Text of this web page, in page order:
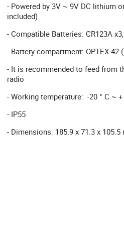
- Powered by 3V ~ 9V DC lithium
included)
- Compatible Batteries: CR123A
- Battery compartment: OPTEX-42
- It is recommended to feed from
radio
- Working temperature: -20 ° C ~ +
- IP55
- Dimensions: 185.9 x 71.3 x 105.5